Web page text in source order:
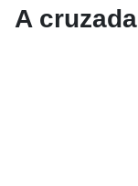
A cruzada